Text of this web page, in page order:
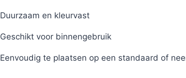
Duurzaam en kleurvast
Geschikt voor binnengebruik
Eenvoudig te plaatsen op een standaard of